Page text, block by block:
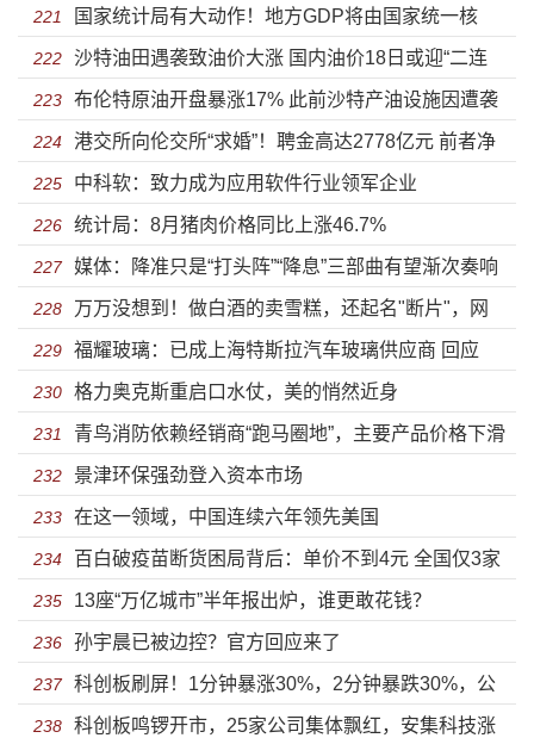
221 国家统计局有大动作！地方GDP将由国家统一核
算！
222 沙特油田遇袭致油价大涨 国内油价18日或迎“二连
涨”
223 布伦特原油开盘暴涨17% 此前沙特产油设施因遭袭
减少供应
224 港交所向伦交所“求婚”！聘金高达2778亿元 前者净
利润是后者的2倍
225 中科软：致力成为应用软件行业领军企业
226 统计局：8月猪肉价格同比上涨46.7%
227 媒体：降准只是“打头阵”“降息”三部曲有望渐次奏响
228 万万没想到！做白酒的卖雪糕，还起名"断片"，网
友：看到就醉了！A股玩起跨界，自己都怕？
229 福耀玻璃：已成上海特斯拉汽车玻璃供应商 回应
《美国工厂》
230 格力奥克斯重启口水仗，美的悄然近身
231 青鸟消防依赖经销商“跑马圈地”，主要产品价格下滑
致盈利隐忧
232 景津环保强劲登入资本市场
233 在这一领域，中国连续六年领先美国
234 百白破疫苗断货困局背后：单价不到4元 全国仅3家
公司在产
235 13座“万亿城市”半年报出炉，谁更敢花钱？
236 孙宇晨已被边控？官方回应来了
237 科创板刷屏！1分钟暴涨30%，2分钟暴跌30%，公
募基金大赚100亿！
238 科创板鸣锣开市，25家公司集体飘红，安集科技涨